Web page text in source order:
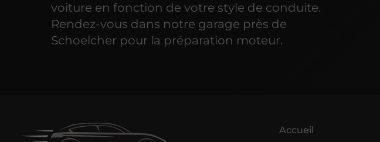
voiture en fonction de votre style de conduite.
Rendez-vous dans notre garage près de
Schoelcher pour la préparation moteur.
Accueil